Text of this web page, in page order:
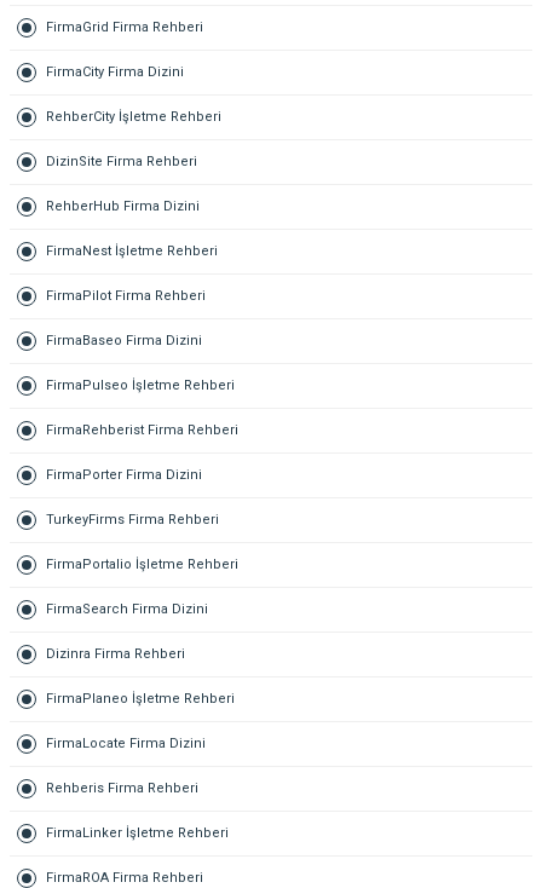
FirmaGrid Firma Rehberi
FirmaCity Firma Dizini
RehberCity İşletme Rehberi
DizinSite Firma Rehberi
RehberHub Firma Dizini
FirmaNest İşletme Rehberi
FirmaPilot Firma Rehberi
FirmaBaseo Firma Dizini
FirmaPulseo İşletme Rehberi
FirmaRehberist Firma Rehberi
FirmaPorter Firma Dizini
TurkeyFirms Firma Rehberi
FirmaPortalio İşletme Rehberi
FirmaSearch Firma Dizini
Dizinra Firma Rehberi
FirmaPlaneo İşletme Rehberi
FirmaLocate Firma Dizini
Rehberis Firma Rehberi
FirmaLinker İşletme Rehberi
FirmaROA Firma Rehberi